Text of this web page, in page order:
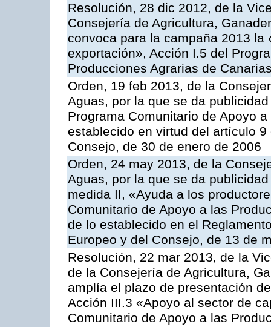
Resolución, 28 dic 2012, de la
Consejería de Agricultura,
convoca para la campaña 2013
exportación», Acción I.5 del
Producciones Agrarias de
Orden, 19 feb 2013, de la
Aguas, por la que se da
Programa Comunitario de Apoyo
establecido en virtud del artículo
Consejo, de 30 de enero de 2006
Orden, 24 may 2013, de la
Aguas, por la que se da
medida II, «Ayuda a los
Comunitario de Apoyo a las
de lo establecido en el
Europeo y del Consejo, de 13 de
Resolución, 22 mar 2013, de la
de la Consejería de Agricultura,
amplía el plazo de presentación
Acción III.3 «Apoyo al sector de
Comunitario de Apoyo a las